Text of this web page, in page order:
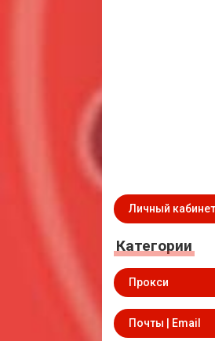
Личный кабинет
Категории
Прокси
Почты | Email